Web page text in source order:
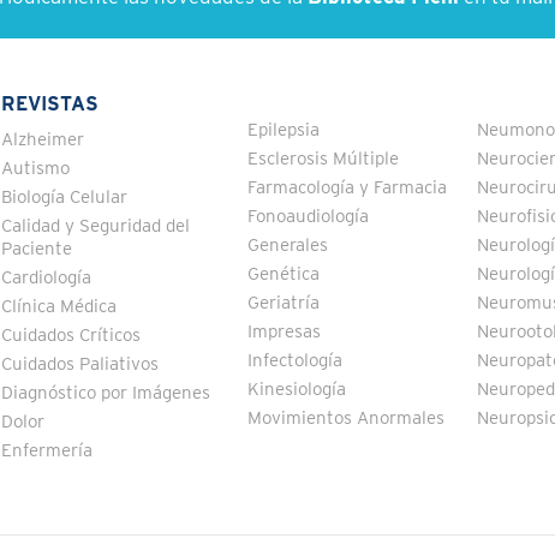
REVISTAS
Alzheimer
Autismo
Biología Celular
Calidad y Seguridad del
Paciente
Cardiología
Clínica Médica
Cuidados Críticos
Cuidados Paliativos
Diagnóstico por Imágenes
Dolor
Enfermería
Epilepsia
Esclerosis Múltiple
Farmacología y Farmacia
Fonoaudiología
Generales
Genética
Geriatría
Impresas
Infectología
Kinesiología
Movimientos Anormales